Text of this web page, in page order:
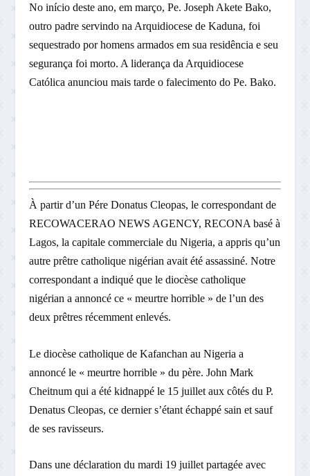
No início deste ano, em março, Pe. Joseph Akete Bako,
outro padre servindo na Arquidiocese de Kaduna, foi
sequestrado por homens armados em sua residência e seu
segurança foi morto. A liderança da Arquidiocese
Católica anunciou mais tarde o falecimento do Pe. Bako.
À partir d’un Pére Donatus Cleopas, le correspondant de
RECOWACERAO NEWS AGENCY, RECONA basé à
Lagos, la capitale commerciale du Nigeria, a appris qu’un
autre prêtre catholique nigérian avait été assassiné. Notre
correspondant a indiqué que le diocèse catholique
nigérian a annoncé ce « meurtre horrible » de l’un des
deux prêtres récemment enlevés.
Le diocèse catholique de Kafanchan au Nigeria a
annoncé le « meurtre horrible » du père. John Mark
Cheitnum qui a été kidnappé le 15 juillet aux côtés du P.
Denatus Cleopas, ce dernier s’étant échappé sain et sauf
de ses ravisseurs.
Dans une déclaration du mardi 19 juillet partagée avec